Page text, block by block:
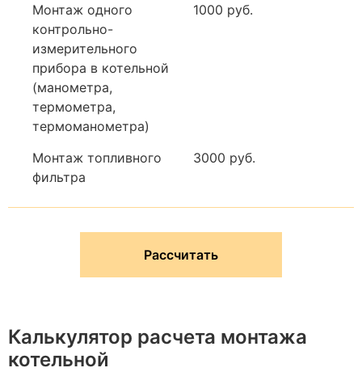
Монтаж одного
контрольно-
измерительного
прибора в котельной
(манометра,
термометра,
термоманометра)
1000 руб.
Монтаж топливного
фильтра
3000 руб.
Рассчитать
Калькулятор расчета монтажа
котельной